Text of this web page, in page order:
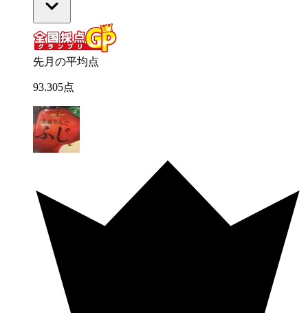
先月の平均点
93.305点